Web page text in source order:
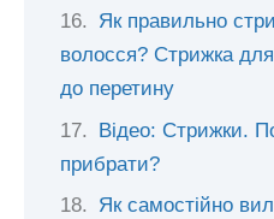
Як правильно
волосся? Стрижка
до перетину
Відео: Стрижки.
прибрати?
Як самостійно